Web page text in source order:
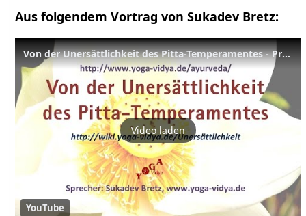
Aus folgendem Vortrag von Sukadev Bretz:
Von der Unersättlichkeit des Pitta-Temperamentes - Praktische Tipps
Video laden
YouTube